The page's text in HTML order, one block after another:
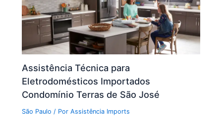
Assistência Técnica para
Eletrodomésticos Importados
Condomínio Terras de São José
São Paulo / PorAssistência Imports